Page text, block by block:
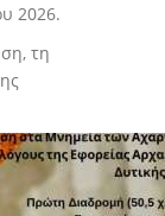
2026.
τη